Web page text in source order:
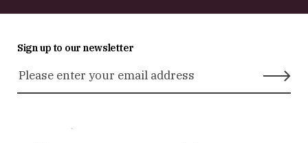
Sign up to our newsletter
Stay in touch